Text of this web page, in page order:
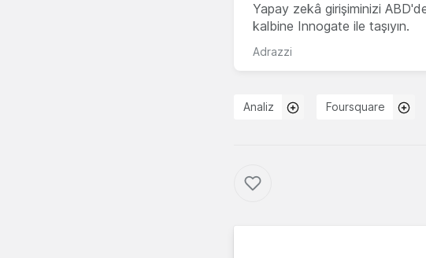
Yapay zekâ girişiminizi
kalbine Innogate ile taşıyın.
Adrazzi
Analiz Foursquare